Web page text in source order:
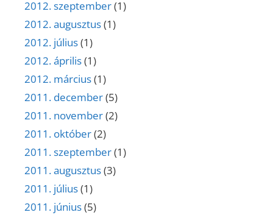
2012. szeptember(1)
2012. augusztus(1)
2012. július(1)
2012. április(1)
2012. március(1)
2011. december(5)
2011. november(2)
2011. október(2)
2011. szeptember(1)
2011. augusztus(3)
2011. július(1)
2011. június(5)